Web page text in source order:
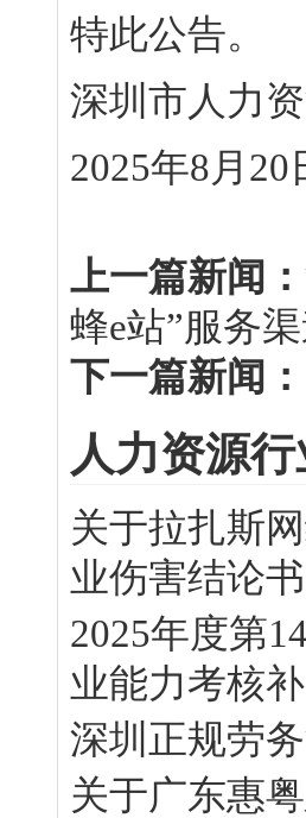
特此公告。
深圳市人力
2025年8月20
上一篇新闻：
蜂e站”服务
下一篇新闻：
人力资源
关于拉扎斯
业伤害结论
2025年度第
业能力考核
深圳正规劳
关于广东惠